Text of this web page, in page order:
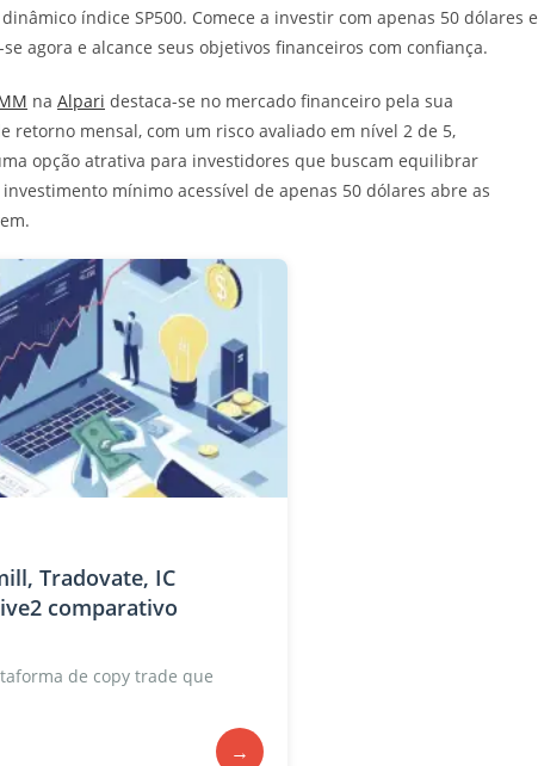
índice SP500. Comece a investir com apenas 50 dólares e
agora e alcance seus objetivos financeiros com confiança.
na Alpari destaca-se no mercado financeiro pela sua
retorno mensal, com um risco avaliado em nível 2 de 5,
opção atrativa para investidores que buscam equilibrar
mínimo acessível de apenas 50 dólares abre as
Tradovate, IC
comparativo
de copy trade que
→